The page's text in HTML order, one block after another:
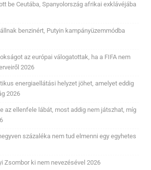
be Ceutába, Spanyolország afrikai exklávéjába
benzinért, Putyin kampányüzemmódba
az európai válogatottak, ha a FIFA nem
2026
energiaellátási helyzet jöhet, amelyet eddig
2026
az ellenfele lábát, most addig nem játszhat, míg
százaléka nem tud elmenni egy egyhetes
Zsombor ki nem nevezésével 2026